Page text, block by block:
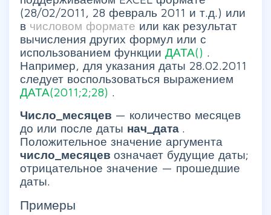
(28/02/2011, 28 февраль 2011 и т.д.) или
в числовом формате или как результат
вычисления других формул или с
использованием функции ДАТА() .
Например, для указания даты 28.02.2011
следует воспользоваться выражением
ДАТА(2011;2;28) .
Число_месяцев — количество месяцев
до или после даты нач_дата .
Положительное значение аргумента
число_месяцев означает будущие даты;
отрицательное значение — прошедшие
даты.
Примеры